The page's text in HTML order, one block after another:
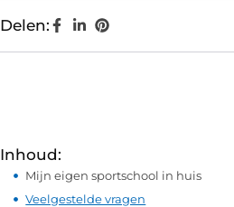
Delen:
Inhoud:
Mijn eigen sportschool in huis
Veelgestelde vragen